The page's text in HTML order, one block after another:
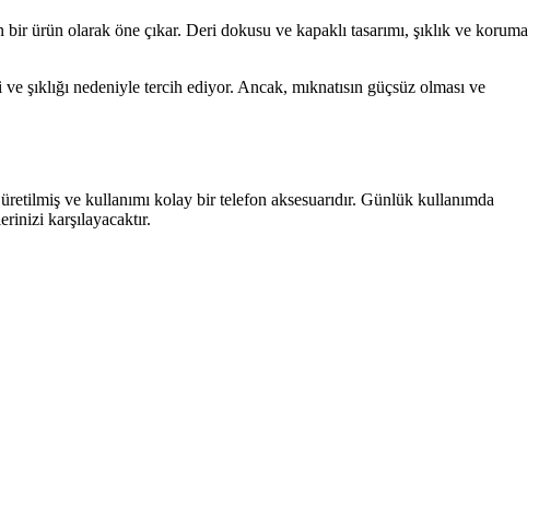
ürün olarak öne çıkar. Deri dokusu ve kapaklı tasarımı, şıklık ve koruma
nedeniyle tercih ediyor. Ancak, mıknatısın güçsüz olması ve
ve kullanımı kolay bir telefon aksesuarıdır. Günlük kullanımda
karşılayacaktır.